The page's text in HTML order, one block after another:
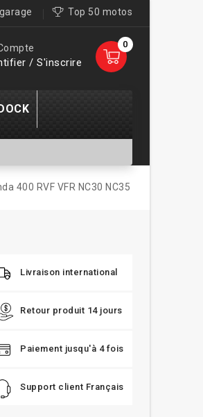
Top 50 motos
0
/ S'inscrire
400 RVF VFR NC30 NC35
Livraison international
Retour produit 14 jours
Paiement jusqu'à 4 fois
Support client Français